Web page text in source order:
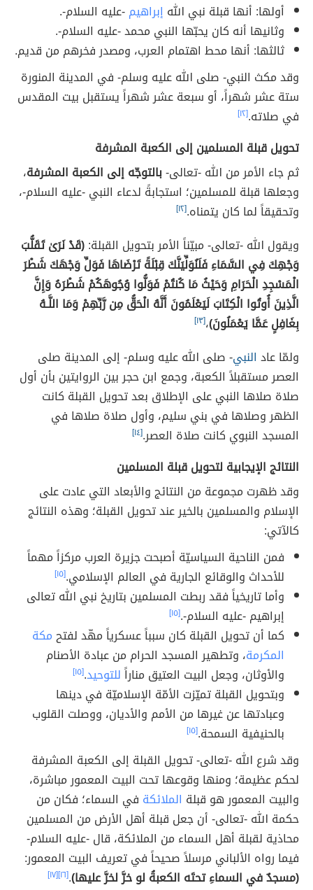
أولها: أنها قبلة نبي الله إبراهيم-عليه السلام-.
وثانيها أنه كان يحبّها النبي محمد -عليه السلام-.
ثالثها: أنها محط اهتمام العرب، ومصدر فخرهم من قديم.
وقد مكث النبي- صلى الله عليه وسلم- في المدينة المنورة
ستة عشر شهراً، أو سبعة عشر شهراً يستقبل بيت المقدس
في صلاته.[١٢]
تحويل قبلة المسلمين إلى الكعبة المشرفة
ثم جاء الأمر من الله -تعالى-بالتوجّه إلى الكعبة المشرفة،
وجعلها قبلة للمسلمين؛ استجابةً لدعاء النبي -عليه السلام-،
وتحقيقاً لما كان يتمناه.[١٢]
ويقول الله -تعالى- مبيّناً الأمر بتحويل القبلة:(قَدْ نَرَىٰ تَقَلُّبَ
وَجْهِكَ فِي السَّمَاءِ فَلَنُوَلِّيَنَّكَ قِبْلَةً تَرْضَاهَا فَوَلِّ وَجْهَكَ شَطْرَ
الْمَسْجِدِ الْحَرَامِ وَحَيْثُ مَا كُنتُمْ فَوَلُّوا وُجُوهَكُمْ شَطْرَهُ وَإِنَّ
الَّذِينَ أُوتُوا الْكِتَابَ لَيَعْلَمُونَ أَنَّهُ الْحَقُّ مِن رَّبِّهِمْ وَمَا اللَّـهُ
بِغَافِلٍ عَمَّا يَعْمَلُونَ)،[١٣]
ولمّا عاد النبي- صلى الله عليه وسلم- إلى المدينة صلى
العصر مستقبلاً الكعبة، وجمع ابن حجر بين الروايتين بأن أول
صلاة صلاها النبي على الإطلاق بعد تحويل القبلة كانت
الظهر وصلاها في بني سليم، وأول صلاة صلاها في
المسجد النبوي كانت صلاة العصر.[١٤]
النتائج الإيجابية لتحويل قبلة المسلمين
وقد ظهرت مجموعة من النتائج والأبعاد التي عادت على
الإسلام والمسلمين بالخير عند تحويل القبلة؛ وهذه النتائج
كالآتي:
فمن الناحية السياسيّة أصبحت جزيرة العرب مركزاً مهماً
للأحداث والوقائع الجارية في العالم الإسلامي.[١٥]
وأما تاريخياً فقد ربطت المسلمين بتاريخ نبي الله تعالى
إبراهيم -عليه السلام-.[١٥]
كما أن تحويل القبلة كان سبباً عسكرياً مهّد لفتحمكة
المكرمة، وتطهير المسجد الحرام من عبادة الأصنام
والأوثان، وجعل البيت العتيق مناراًللتوحيد.[١٥]
وبتحويل القبلة تميّزت الأمّة الإسلاميّة في دينها
وعبادتها عن غيرها من الأمم والأديان، ووصلت القلوب
بالحنيفية السمحة.[١٥]
وقد شرع الله -تعالى- تحويل القبلة إلى الكعبة المشرفة
لحكم عظيمة؛ ومنها وقوعها تحت البيت المعمور مباشرة،
والبيت المعمور هو قبلة الملائكة في السماء؛ فكان من
حكمة الله -تعالى- أن جعل قبلة أهل الأرض من المسلمين
محاذية لقبلة أهل السماء من الملائكة، قال -عليه السلام-
فيما رواه الألباني مرسلاً صحيحاً في تعريف البيت المعمور:
(مسجدٌ في السماءِ تحتَه الكعبةُ لو خرَّ لخرَّ عليها).[١٦] [١٧]